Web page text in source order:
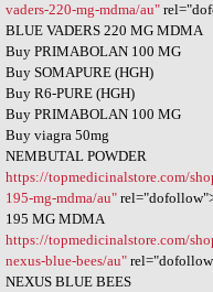
vaders-220-mg-mdma/au"
BLUE VADERS 220 MG MDMA
Buy PRIMABOLAN 100 MG
Buy SOMAPURE (HGH)
Buy R6-PURE (HGH)
Buy PRIMABOLAN 100 MG
Buy viagra 50mg
NEMBUTAL POWDER
https://topmedicinalstore.com/
195-mg-mdma/au"
195 MG MDMA
https://topmedicinalstore.com/
nexus-blue-bees/au"
NEXUS BLUE BEES